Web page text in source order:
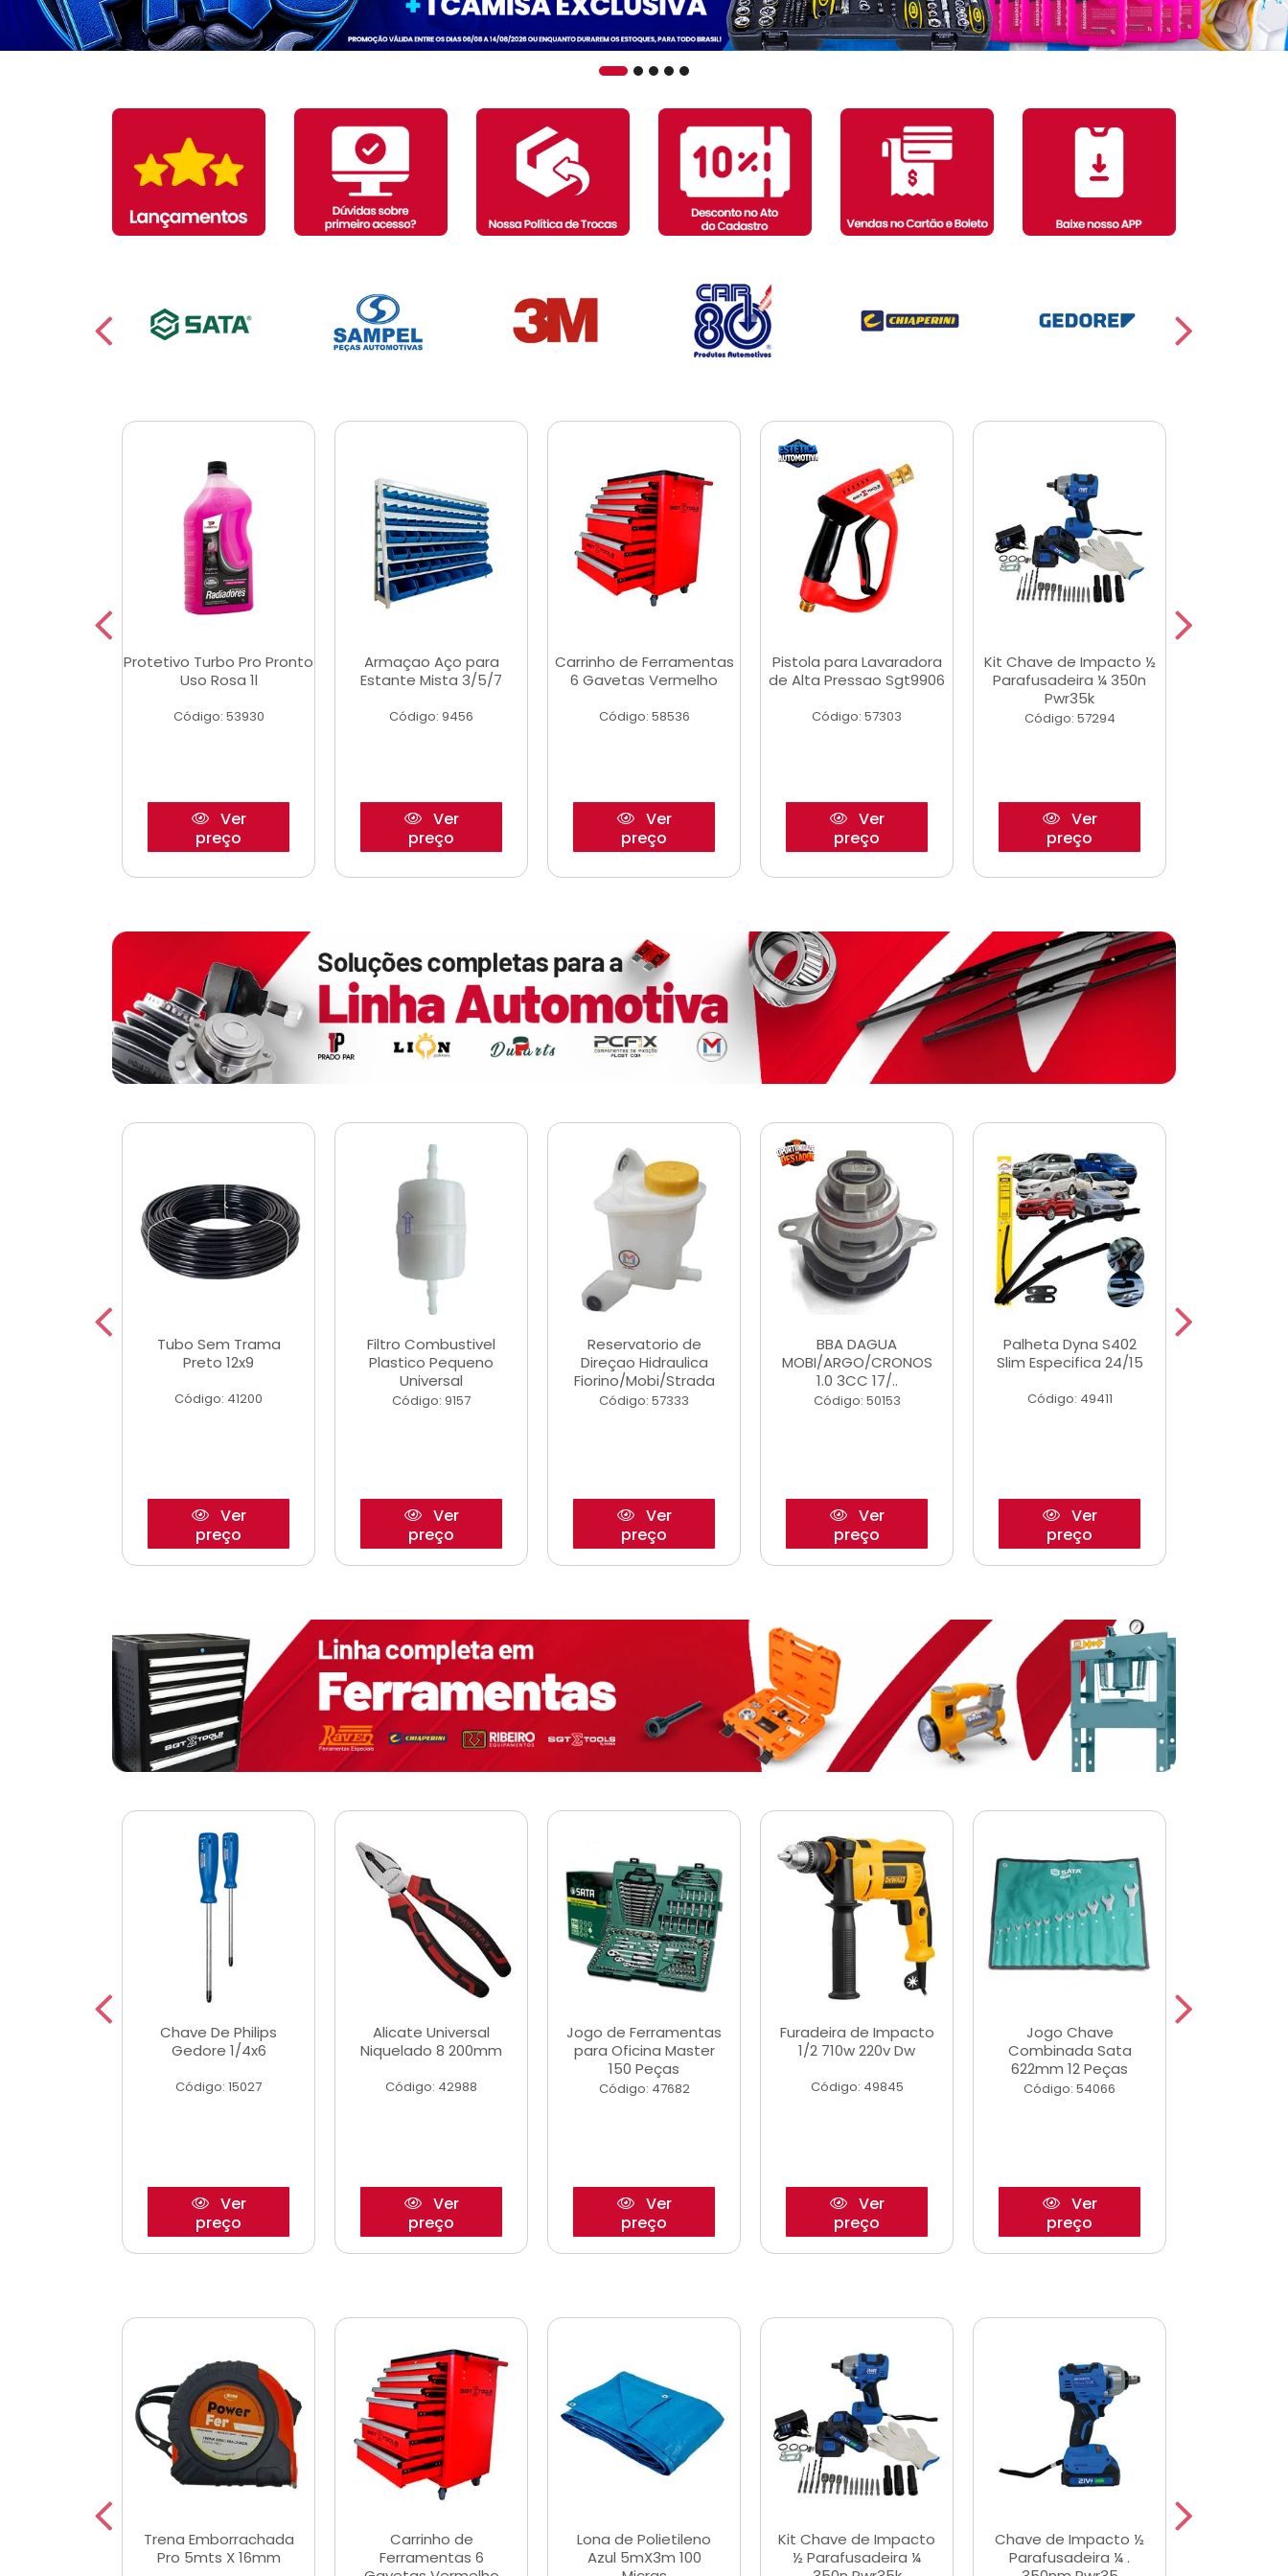
Protetivo Turbo Pro Pronto
Uso Rosa 1l
Código: 53930
Ver
preço
Armaçao Aço para
Estante Mista 3/5/7
Código: 9456
Ver
preço
Carrinho de Ferramentas
6 Gavetas Vermelho
Código: 58536
Ver
preço
Pistola para Lavaradora
de Alta Pressao Sgt9906
Código: 57303
Ver
preço
Kit Chave de Impacto ½
Parafusadeira ¼ 350n
Pwr35k
Código: 57294
Ver
preço
Tubo Sem Trama
Preto 12x9
Código: 41200
Ver
preço
Filtro Combustivel
Plastico Pequeno
Universal
Código: 9157
Ver
preço
Reservatorio de
Direçao Hidraulica
Fiorino/Mobi/Strada
Código: 57333
Ver
preço
BBA DAGUA
MOBI/ARGO/CRONOS
1.0 3CC 17/..
Código: 50153
Ver
preço
Palheta Dyna S402
Slim Especifica 24/15
Código: 49411
Ver
preço
Chave De Philips
Gedore 1/4x6
Código: 15027
Ver
preço
Alicate Universal
Niquelado 8 200mm
Código: 42988
Ver
preço
Jogo de Ferramentas
para Oficina Master
150 Peças
Código: 47682
Ver
preço
Furadeira de Impacto
1/2 710w 220v Dw
Código: 49845
Ver
preço
Jogo Chave
Combinada Sata
622mm 12 Peças
Código: 54066
Ver
preço
Trena Emborrachada
Pro 5mts X 16mm
Carrinho de
Ferramentas 6
Lona de Polietileno
Azul 5mX3m 100
Kit Chave de Impacto
½ Parafusadeira ¼
Chave de Impacto ½
Parafusadeira ¼ .